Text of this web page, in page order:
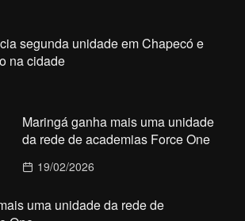
segunda unidade em Chapecó e
na cidade
Maringá ganha mais uma unidade
da rede de academias Force One
19/02/2026
uma unidade da rede de